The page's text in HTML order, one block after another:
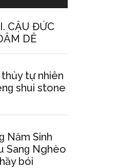
CẬU ĐỨC
DÊ
tự nhiên
ѕhui ѕtone
Năm Sinh
Sanɡ Nghèo
bói